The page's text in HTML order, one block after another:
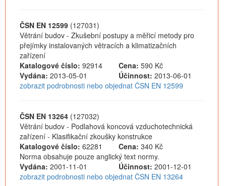
ČSN EN 12599 (127031)
Větrání budov - Zkušební postupy a měřicí metody pro
přejímky instalovaných větracích a klimatizačních
zařízení
Katalogové číslo: 92914 Cena: 590 Kč
Vydána: 2013-05-01 Účinnost: 2013-06-01
zobrazit podrobnosti nebo objednat ČSN EN 12599
ČSN EN 13264 (127032)
Větrání budov - Podlahová koncová vzduchotechnická
zařízení - Klasifikační zkoušky konstrukce
Katalogové číslo: 62281 Cena: 340 Kč
Norma obsahuje pouze anglický text normy.
Vydána: 2001-11-01 Účinnost: 2001-12-01
zobrazit podrobnosti nebo objednat ČSN EN 13264